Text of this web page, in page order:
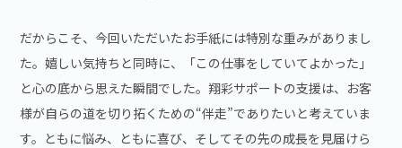
だからこそ、今回いただいたお手紙には特別な重みがありまし
た。嬉しい気持ちと同時に、「この仕事をしていてよかった」
と心の底から思えた瞬間でした。翔彩サポートの支援は、お客
様が自らの道を切り拓くための“伴走”でありたいと考えていま
す。ともに悩み、ともに喜び、そしてその先の成長を見届けら